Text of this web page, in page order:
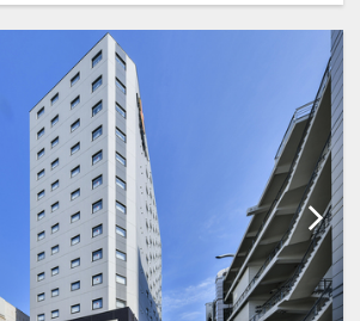
ラン」と「朝食付プラン」
います。
プラン」と「朝食付プラ
ています。
ジがどちらかを
【食事条
でご確認のうえ、予約にお進